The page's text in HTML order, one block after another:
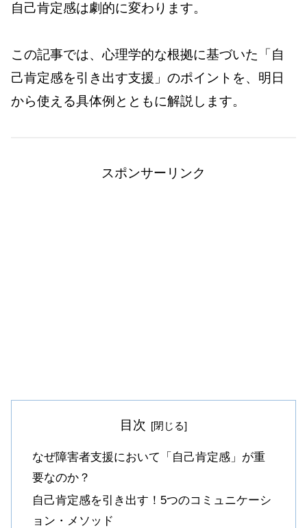
自己肯定感は劇的に変わります。
この記事では、心理学的な根拠に基づいた「自
己肯定感を引き出す支援」のポイントを、明日
から使える具体例とともに解説します。
スポンサーリンク
目次
なぜ障害者支援において「自己肯定感」が重
要なのか？
自己肯定感を引き出す！5つのコミュニケーシ
ョン・メソッド